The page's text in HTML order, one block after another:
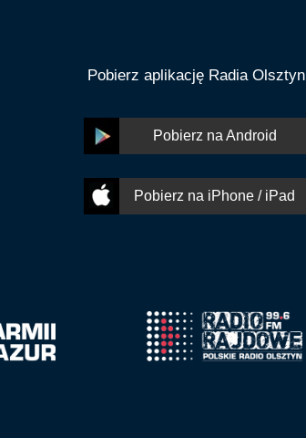
Pobierz aplikację Radia Olsztyn
Pobierz na Android
Pobierz na iPhone / iPad